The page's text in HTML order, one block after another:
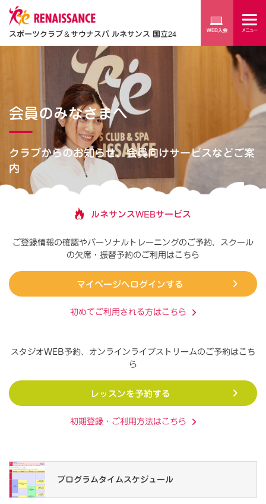
スポーツクラブ＆サウナスパ ルネサンス 国立24
会員のみなさまへ
クラブからのお知らせ、会員向けサービスなどご案
内
ルネサンスWEBサービス
ご登録情報の確認やパーソナルトレーニングのご予約、 スクール
の欠席・振替予約のご利用はこちら
マイページへログインする
初めてご利用される方はこちら
スタジオWEB予約、オンラインライブストリームのご予約はこち
ら
レッスンを予約する
初期登録・ご利用方法はこちら
プログラムタイムスケジュール